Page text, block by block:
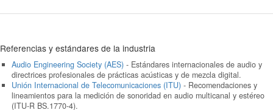
Referencias y estándares de la industria
Audio Engineering Society (AES)- Estándares internacionales de audio y
directrices profesionales de prácticas acústicas y de mezcla digital.
Unión Internacional de Telecomunicaciones (ITU)- Recomendaciones y
lineamientos para la medición de sonoridad en audio multicanal y estéreo
(ITU-R BS.1770-4).